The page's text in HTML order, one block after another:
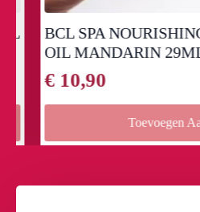
BCL SPA NOURISHING
OIL MANDARIN 29ML
10,90
Toevoegen Aan